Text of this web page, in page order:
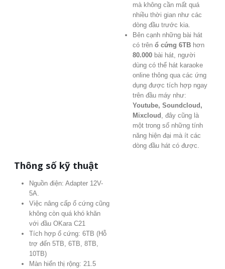
mà không cần mất quá
nhiều thời gian như các
dòng đầu trước kia.
Bên cạnh những bài hát
có trên ổ cứng 6TBhơn
80.000bài hát, người
dùng có thể hát karaoke
online thông qua các ứng
dụng được tích hợp ngay
trên đầu máy như:
Youtube, Soundcloud,
Mixcloud
, đây cũng là
một trong số những tính
năng hiện đại mà ít các
dòng đầu hát có được.
Thông số kỹ thuật
Nguồn điện: Adapter 12V-
5A.
Việc nâng cấp ổ cứng cũng
không còn quá khó khăn
với đầu OKara C21
Tích hợp ổ cứng: 6TB (Hỗ
trợ đến 5TB, 6TB, 8TB,
10TB)
Màn hiển thị rộng: 21.5